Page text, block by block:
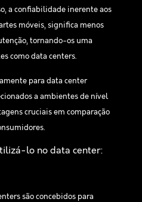
a confiabilidade inerente aos
móveis, significa menos
tornando-os uma
como data centers.
para data center
a ambientes de nível
cruciais em comparação
lo no data center:
são concebidos para